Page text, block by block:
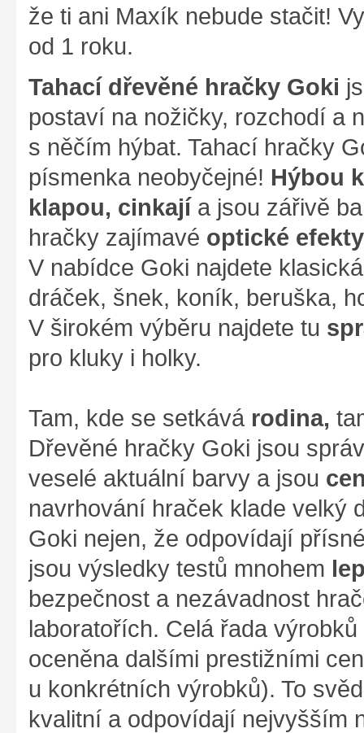
že ti ani Maxík nebude stačit!
od 1 roku.
Tahací dřevěné hračky Goki
postaví na nožičky, rozchodí a
s něčím hýbat. Tahací hračky
písmenka neobyčejné! Hýbou
klapou, cinkajía jsou zářivě
hračky zajímavé optické
V nabídce Goki najdete
dráček, šnek, koník, beruška,
V širokém výběru najdete tu
pro kluky i holky.
Tam, kde se setkává rodina,
Dřevěné hračky Goki jsou
veselé aktuální barvy a jsou
navrhování hraček klade velký
Goki nejen, že odpovídají
jsou výsledky testů mnohem
bezpečnost a nezávadnost
laboratořích. Celá řada
oceněna dalšími prestižními
u konkrétních výrobků). To
kvalitní a odpovídají nejvyšším